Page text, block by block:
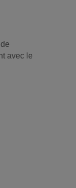
avec le